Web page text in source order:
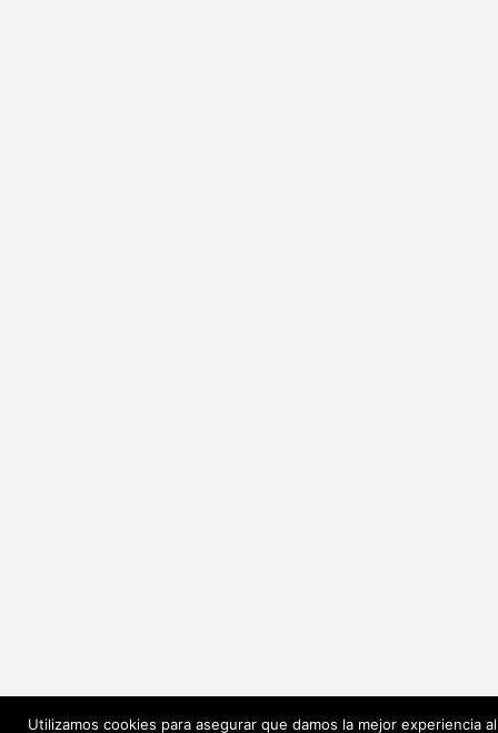
Utilizamos cookies para asegurar que damos la mejor